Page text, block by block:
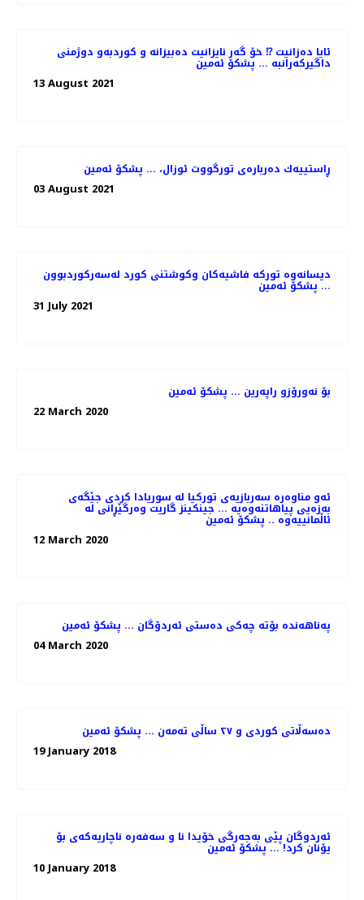
ئایا دەزانیت ⁉ خۆ گەر نایزانیت دەبیزانە و کوردبەو دوژمنی
داگیرکەرانبە ... پشکۆ ئەمین
13 August 2021
ڕاستییەك دەربارەی تورگووت ئوزال، ... پشکۆ ئەمین
03 August 2021
دیسانەوە تورکە فاشیەکان وکوشتنی کورد لەسەرکوردبوون
... پشکۆ ئەمین
31 July 2021
بۆ نەورۆزو راپەرین ... پشکۆ ئەمین
22 March 2020
ئەو مناوەرە سەربازیەی تورکیا لە سوریادا کردی جێگەی
بەزەیی پیاهاتنەوەیە ... جینکینز گاریت وەرگێڕانی لە
ئاڵمانییەوە .. پشکۆ ئەمین
12 March 2020
پەناهەندە بۆتە چەکی دەستی ئەردۆگان ... پشکۆ ئەمین
04 March 2020
دەسەڵاتی کوردی و ٢٧ ساڵی تەمەن ... پشکۆ ئەمین
19 January 2018
ئەردوگان پێی بەجەرگی خۆیدا نا و سەفەرە ناچاریەکەی بۆ
یۆنان کرد! ... پشکۆ ئەمین
10 January 2018